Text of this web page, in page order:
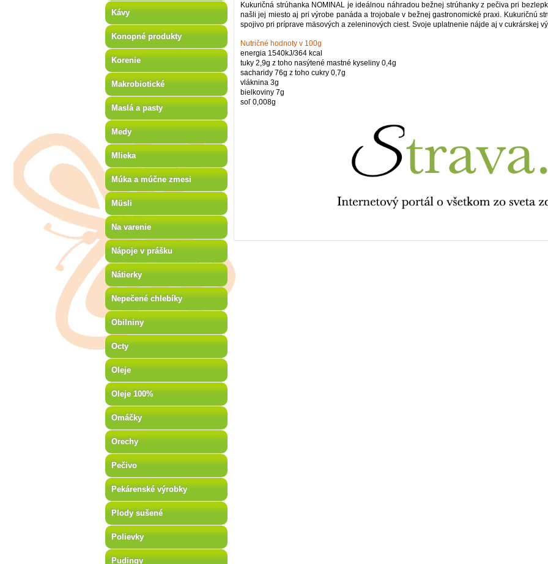
Kukuričná strúhanka NOMINAL je ideálnou náhradou bežnej strúhanky z pečiva pri
našli jej miesto aj pri výrobe panáda a trojobale v bežnej gastronomické praxi. Kukuričnú
spojivo pri príprave mäsových a zeleninových ciest. Svoje uplatnenie nájde aj v cukrárskej
Nutričné hodnoty v 100g
energia 1540kJ/364 kcal
tuky 2,9g z toho nasýtené mastné kyseliny 0,4g
sacharidy 76g z toho cukry 0,7g
vláknina 3g
bielkoviny 7g
soľ 0,008g
Kávy
Konopné produkty
Korenie
Makrobiotické
Maslá a pasty
Medy
Mlieka
Múka a múčne zmesi
Müsli
Na varenie
Nápoje v prášku
Nátierky
Nepečené chlebíky
Obilniny
Octy
Oleje
Oleje 100%
Omáčky
Orechy
Pečivo
Pekárenské výrobky
Plody sušené
Polievky
Pudingy